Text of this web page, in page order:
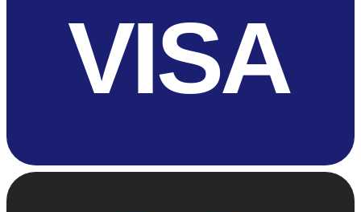
VISA